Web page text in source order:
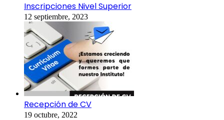
Inscripciones Nivel Superior
12 septiembre, 2023
Recepción de CV
19 octubre, 2022